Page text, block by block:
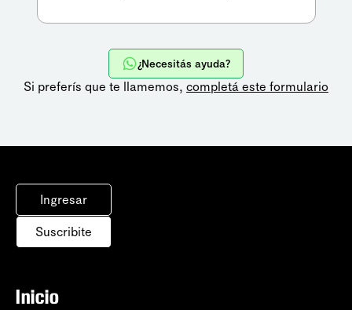
¿Necesitás ayuda?
Si preferís que te llamemos, completá este formulario
Ingresar
Suscribite
Inicio